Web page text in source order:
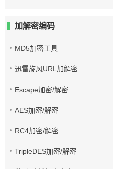
加解密编码
MD5加密工具
迅雷旋风URL加解密
Escape加密/解密
AES加密/解密
RC4加密/解密
TripleDES加密/解密